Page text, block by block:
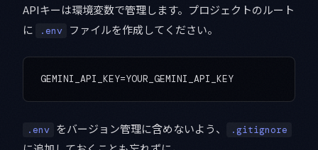
APIキーは環境変数で管理します。プロジェクトのルート
に
.env ファイルを作成してください。
.env をバージョン管理に含めないよう、 .gitignore